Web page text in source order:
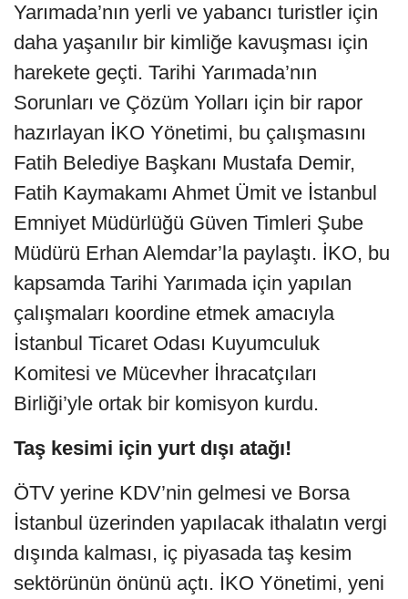
Yarımada’nın yerli ve yabancı turistler için
daha yaşanılır bir kimliğe kavuşması için
harekete geçti. Tarihi Yarımada’nın
Sorunları ve Çözüm Yolları için bir rapor
hazırlayan İKO Yönetimi, bu çalışmasını
Fatih Belediye Başkanı Mustafa Demir,
Fatih Kaymakamı Ahmet Ümit ve İstanbul
Emniyet Müdürlüğü Güven Timleri Şube
Müdürü Erhan Alemdar’la paylaştı. İKO, bu
kapsamda Tarihi Yarımada için yapılan
çalışmaları koordine etmek amacıyla
İstanbul Ticaret Odası Kuyumculuk
Komitesi ve Mücevher İhracatçıları
Birliği’yle ortak bir komisyon kurdu.
Taş kesimi için yurt dışı atağı!
ÖTV yerine KDV’nin gelmesi ve Borsa
İstanbul üzerinden yapılacak ithalatın vergi
dışında kalması, iç piyasada taş kesim
sektörünün önünü açtı. İKO Yönetimi, yeni